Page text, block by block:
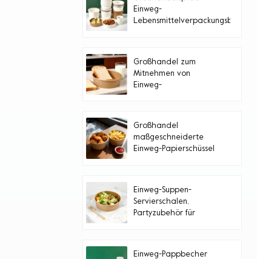
Einweg-
Lebensmittelverpackungsbehälter
Großhandel zum
Mitnehmen von
Einweg-
Großhandel
maßgeschneiderte
Einweg-Papierschüssel
Einweg-Suppen-
Servierschalen,
Partyzubehör für
Einweg-Pappbecher